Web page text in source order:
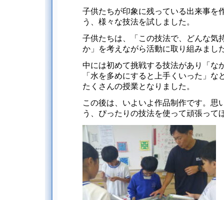
子供たちが印象に残っている出来事を
う、様々な技法を試しました。
子供たちは、「この技法で、どんな気
か」を考えながら活動に取り組みまし
中には初めて挑戦する技法があり「な
「水を多めにすると上手くいった」な
たくさんの授業となりました。
この後は、いよいよ作品制作です。思
う、ぴったりの技法を使って頑張って